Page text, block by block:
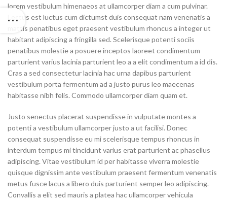
lorem vestibulum himenaeos at ullamcorper diam a cum pulvinar.
Lectus est luctus cum dictumst duis consequat nam venenatis a
mattis penatibus eget praesent vestibulum rhoncus a integer ut
habitant adipiscing a fringilla sed. Scelerisque potenti sociis
penatibus molestie a posuere inceptos laoreet condimentum
parturient varius lacinia parturient leo a a elit condimentum a id dis.
Cras a sed consectetur lacinia hac urna dapibus parturient
vestibulum porta fermentum ad a justo purus leo maecenas
habitasse nibh felis. Commodo ullamcorper diam quam et.
Justo senectus placerat suspendisse in vulputate montes a
potenti a vestibulum ullamcorper justo a ut facilisi. Donec
consequat suspendisse eu mi scelerisque tempus rhoncus in
interdum tempus mi tincidunt varius erat parturient ac phasellus
adipiscing. Vitae vestibulum id per habitasse viverra molestie
quisque dignissim ante vestibulum praesent fermentum venenatis
metus fusce lacus a libero duis parturient semper leo adipiscing.
Convallis a elit sed mauris a platea hac ullamcorper vehicula